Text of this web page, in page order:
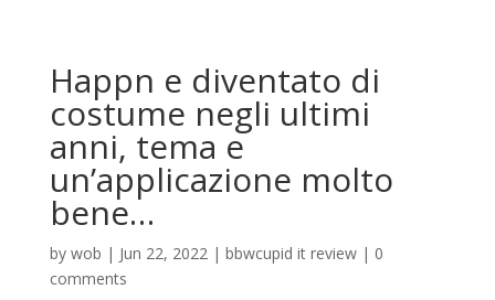
Happn e diventato di
costume negli ultimi
anni, tema e
un’applicazione molto
bene…
by wob | Jun 22, 2022| bbwcupid it review| 0
comments